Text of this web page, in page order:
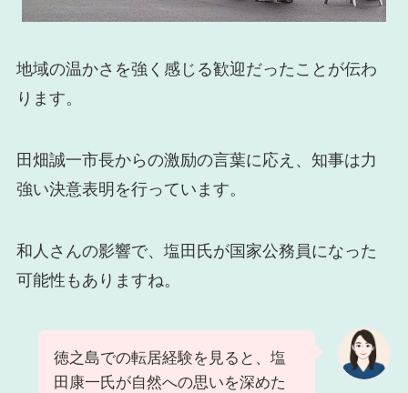
地域の温かさを強く感じる歓迎だったことが伝わ
ります。
田畑誠一市長からの激励の言葉に応え、知事は力
強い決意表明を行っています。
和人さんの影響で、塩田氏が国家公務員になった
可能性もありますね。
徳之島での転居経験を見ると、塩
田康一氏が自然への思いを深めた